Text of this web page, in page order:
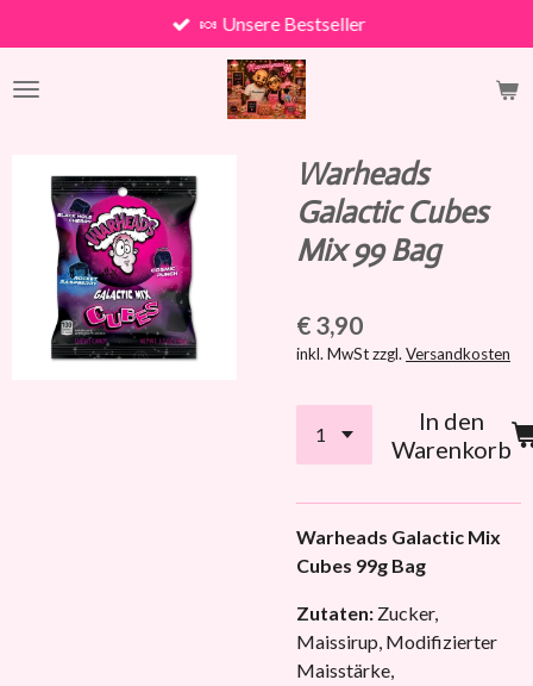
Hauptinhalt
springen
🍬 Unsere Bestseller
Warheads
Galactic Cubes
Mix 99 Bag
€ 3,90
inkl. MwSt zzgl. Versandkosten
In den
Warenkorb
Warheads Galactic Mix
Cubes 99g Bag
Zutaten: Zucker,
Maissirup, Modifizierter
Maisstärke,